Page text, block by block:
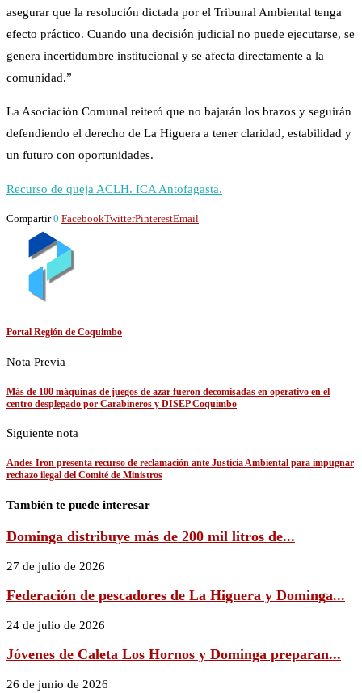
asegurar que la resolución dictada por el Tribunal Ambiental tenga
efecto práctico. Cuando una decisión judicial no puede ejecutarse, se
genera incertidumbre institucional y se afecta directamente a la
comunidad.”
La Asociación Comunal reiteró que no bajarán los brazos y seguirán
defendiendo el derecho de La Higuera a tener claridad, estabilidad y
un futuro con oportunidades.
Recurso de queja ACLH. ICA Antofagasta.
Compartir 0 FacebookTwitterPinterestEmail
Portal Región de Coquimbo
Nota Previa
Más de 100 máquinas de juegos de azar fueron decomisadas en operativo en el
centro desplegado por Carabineros y DISEP Coquimbo
Siguiente nota
Andes Iron presenta recurso de reclamación ante Justicia Ambiental para impugnar
rechazo ilegal del Comité de Ministros
También te puede interesar
Dominga distribuye más de 200 mil litros de...
27 de julio de 2026
Federación de pescadores de La Higuera y Dominga...
24 de julio de 2026
Jóvenes de Caleta Los Hornos y Dominga preparan...
26 de junio de 2026